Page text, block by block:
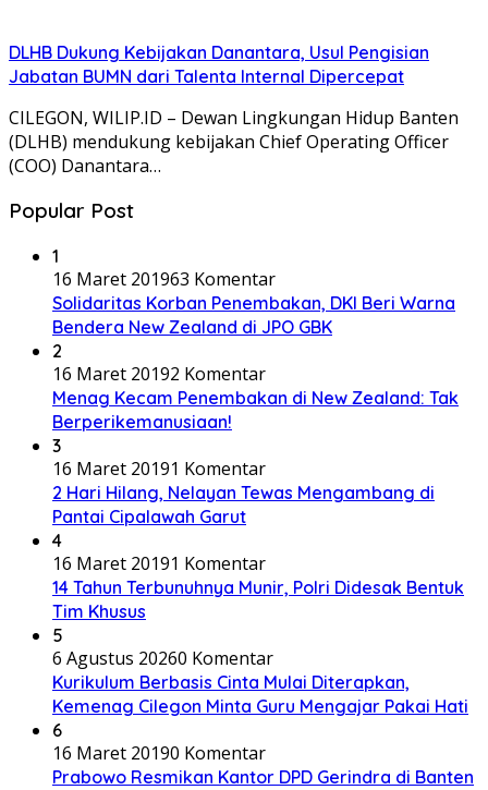
DLHB Dukung Kebijakan Danantara, Usul Pengisian
Jabatan BUMN dari Talenta Internal Dipercepat
CILEGON, WILIP.ID – Dewan Lingkungan Hidup Banten
(DLHB) mendukung kebijakan Chief Operating Officer
(COO) Danantara…
Popular Post
1
16 Maret 201963 Komentar
Solidaritas Korban Penembakan, DKI Beri Warna
Bendera New Zealand di JPO GBK
2
16 Maret 20192 Komentar
Menag Kecam Penembakan di New Zealand: Tak
Berperikemanusiaan!
3
16 Maret 20191 Komentar
2 Hari Hilang, Nelayan Tewas Mengambang di
Pantai Cipalawah Garut
4
16 Maret 20191 Komentar
14 Tahun Terbunuhnya Munir, Polri Didesak Bentuk
Tim Khusus
5
6 Agustus 20260 Komentar
Kurikulum Berbasis Cinta Mulai Diterapkan,
Kemenag Cilegon Minta Guru Mengajar Pakai Hati
6
16 Maret 20190 Komentar
Prabowo Resmikan Kantor DPD Gerindra di Banten